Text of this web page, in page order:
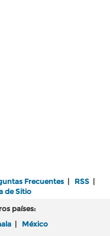
Frecuentes | RSS |
de Sitio
países:
| México